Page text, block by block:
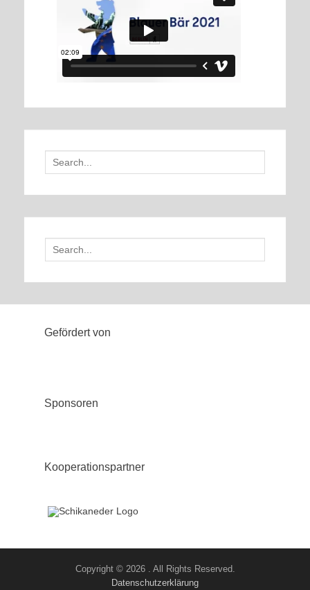
Search
for:
Search
for:
Gefördert von
Sponsoren
Kooperationspartner
Copyright © 2026 . All Rights Reserved.
Datenschutzerklärung